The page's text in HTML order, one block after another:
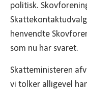
politisk.
henvendte
som nu har svaret.
Skatteministeren
vi tolker alligevel